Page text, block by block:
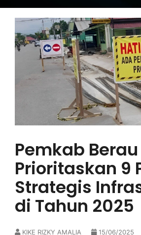
KONTAK
Pemkab Berau
Prioritaskan 9
Strategis
di Tahun 2025
KIKE RIZKY AMALIA 15/06/2025